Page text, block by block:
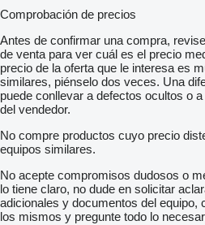
Comprobación de precios
Antes de confirmar una compra,
de venta para ver cuál es el precio
precio de la oferta que le interesa es
similares, piénselo dos veces. Una
puede conllevar a defectos ocultos o
del vendedor.
No compre productos cuyo precio
equipos similares.
No acepte compromisos dudosos o
lo tiene claro, no dude en solicitar
adicionales y documentos del equipo,
los mismos y pregunte todo lo